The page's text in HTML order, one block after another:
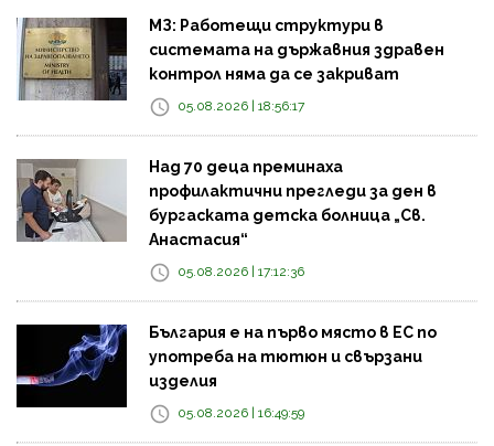
МЗ: Работещи структури в
системата на държавния здравен
контрол няма да се закриват
05.08.2026 | 18:56:17
Над 70 деца преминаха
профилактични прегледи за ден в
бургаската детска болница „Св.
Анастасия“
05.08.2026 | 17:12:36
България е на първо място в ЕС по
употреба на тютюн и свързани
изделия
05.08.2026 | 16:49:59